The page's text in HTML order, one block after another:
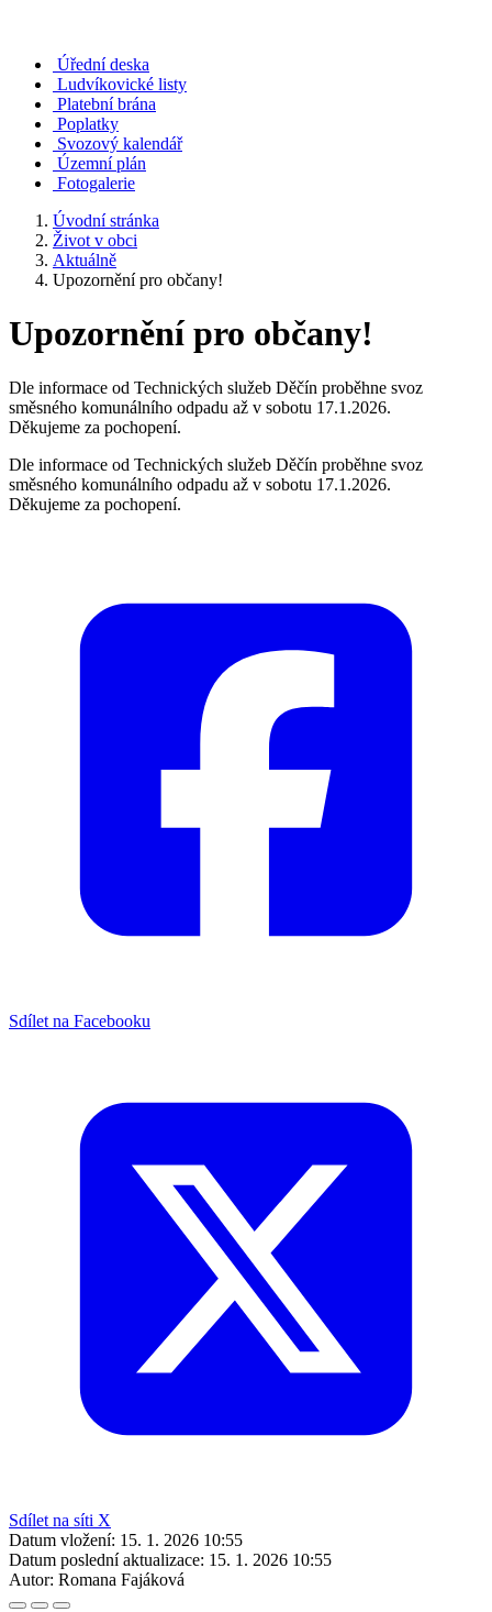
Úřední deska
Ludvíkovické listy
Platební brána
Poplatky
Svozový kalendář
Územní plán
Fotogalerie
Úvodní stránka
Život v obci
Aktuálně
Upozornění pro občany!
Upozornění pro občany!
Dle informace od Technických služeb Děčín proběhne svoz
směsného komunálního odpadu až v sobotu 17.1.2026.
Děkujeme za pochopení.
Dle informace od Technických služeb Děčín proběhne svoz
směsného komunálního odpadu až v sobotu 17.1.2026.
Děkujeme za pochopení.
Sdílet na Facebooku
Sdílet na síti X
Datum vložení: 15. 1. 2026 10:55
Datum poslední aktualizace: 15. 1. 2026 10:55
Autor: Romana Fajáková